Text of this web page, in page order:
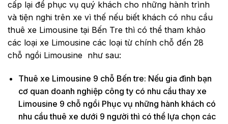
cấp lại để phục vụ quý khách cho những hành trình
và tiện nghi trên xe vì thế nếu biết khách có nhu cầu
thuê xe Limousine tại Bến Tre thì có thể tham khảo
các loại xe Limousine các loại từ chính chỗ đến 28
chỗ ngồi Limousine như sau:
Thuê xe Limousine 9 chỗ Bến tre: Nếu gia đình bạn
cơ quan doanh nghiệp công ty có nhu cầu thay xe
Limousine 9 chỗ ngồi Phục vụ những hành khách có
nhu cầu thuê xe dưới 9 người thì có thể lựa chọn các